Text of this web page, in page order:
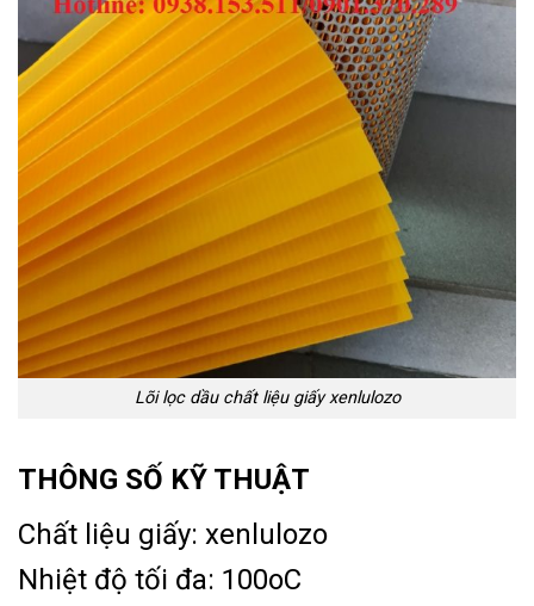
Lõi lọc dầu chất liệu giấy xenlulozo
THÔNG SỐ KỸ THUẬT
Chất liệu giấy: xenlulozo
Nhiệt độ tối đa: 100oC